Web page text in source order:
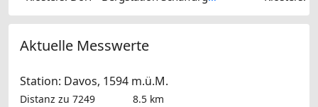
Aktuelle Messwerte
Station: Davos, 1594 m.ü.M.
Distanz zu 7249
8.5 km